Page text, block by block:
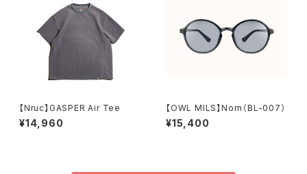
【Nruc】GASPER Air Tee
¥14,960
【OWL MILS】Norn（BL-007）
¥15,400